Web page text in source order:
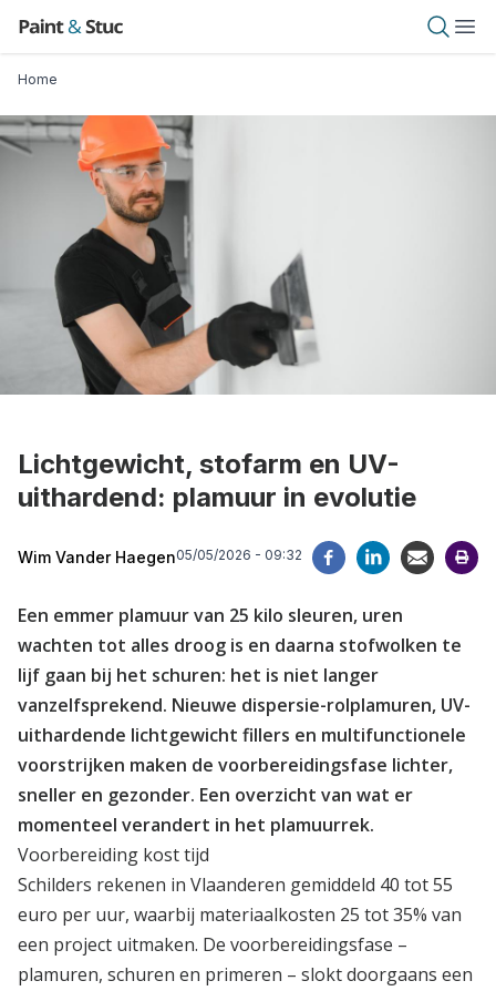
Overslaan
en
inhoud
gaan
Paint & Stuc Open
Kruimelpad
Home
Lichtgewicht, stofarm en UV-
uithardend: plamuur in evolutie
Wim Vander Haegen05/05/2026 - 09:32
Een emmer plamuur van 25 kilo sleuren, uren
wachten tot alles droog is en daarna stofwolken te
lijf gaan bij het schuren: het is niet langer
vanzelfsprekend. Nieuwe dispersie-rolplamuren, UV-
uithardende lichtgewicht fillers en multifunctionele
voorstrijken maken de voorbereidingsfase lichter,
sneller en gezonder. Een overzicht van wat er
momenteel verandert in het plamuurrek.
Voorbereiding kost tijd
Schilders rekenen in Vlaanderen gemiddeld 40 tot 55
euro per uur, waarbij materiaalkosten 25 tot 35% van
een project uitmaken. De voorbereidingsfase –
plamuren, schuren en primeren – slokt doorgaans een